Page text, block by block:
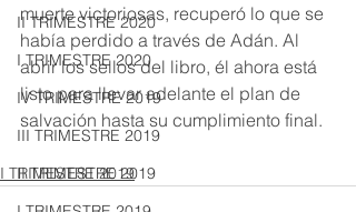
II TRIMESTRE 2020
I TRIMESTRE 2020
IV TRIMESTRE 2019
III TRIMESTRE 2019
II TRIMESTRE 2019
muerte victoriosas, recuperó lo que se
había perdido a través de Adán. Al
abrir los sellos del libro, él ahora está
listo para llevar adelante el plan de
salvación hasta su cumplimiento final.
I TRIMESTRE 2019